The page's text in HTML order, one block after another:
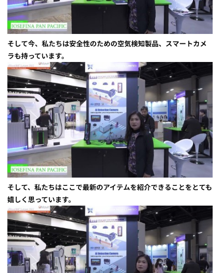
そして今、私たちは安全性のための空気検知製品、スマートカメ
ラも持っています。
そして、私たちはここで最新のアイテムを紹介できることをとても
嬉しく思っています。